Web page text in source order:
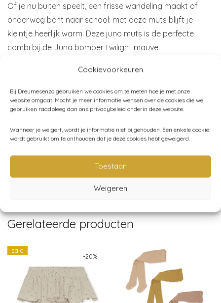
Cookievoorkeuren
Bij Dreumesenzo gebruiken we cookies om te meten hoe je met onze
website omgaat. Mocht je meer informatie wensen over de cookies die we
gebruiken raadpleeg dan ons privacybeleid onderin deze website.
Wanneer je weigert, wordt je informatie niet bijgehouden. Een enkele cookie
wordt gebruikt om te onthouden dat je deze cookies hebt geweigerd.
Toestaan
Weigeren
Of je nu buiten speelt, een frisse wandeling maakt of
onderweg bent naar school: met deze muts blijft je
kleintje heerlijk warm. Deze juno muts is de perfecte
combi bij de Juna bomber twilight mauve.
12-18 maanden en 2-4 jaar
Merk: Konges Sløjd
Konges Sløjd
Mutsen - sjaals - handschoenen
Gerelateerde producten
-20%
sale